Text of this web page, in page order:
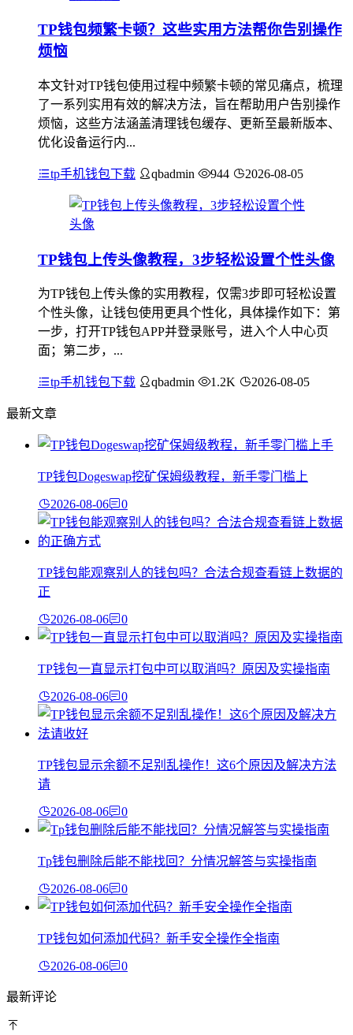
TP钱包频繁卡顿？这些实用方法帮你告别操作
烦恼
本文针对TP钱包使用过程中频繁卡顿的常见痛点，梳理
了一系列实用有效的解决方法，旨在帮助用户告别操作
烦恼，这些方法涵盖清理钱包缓存、更新至最新版本、
优化设备运行内...
tp手机钱包下载 qbadmin 944 2026-08-05
TP钱包上传头像教程，3步轻松设置个性头像
为TP钱包上传头像的实用教程，仅需3步即可轻松设置
个性头像，让钱包使用更具个性化，具体操作如下：第
一步，打开TP钱包APP并登录账号，进入个人中心页
面；第二步，...
tp手机钱包下载 qbadmin 1.2K 2026-08-05
最新文章
TP钱包Dogeswap挖矿保姆级教程，新手零门槛上
2026-08-06 0
TP钱包能观察别人的钱包吗？合法合规查看链上数据的
正
2026-08-06 0
TP钱包一直显示打包中可以取消吗？原因及实操指南
2026-08-06 0
TP钱包显示余额不足别乱操作！这6个原因及解决方法
请
2026-08-06 0
Tp钱包删除后能不能找回？分情况解答与实操指南
2026-08-06 0
TP钱包如何添加代码？新手安全操作全指南
2026-08-06 0
最新评论